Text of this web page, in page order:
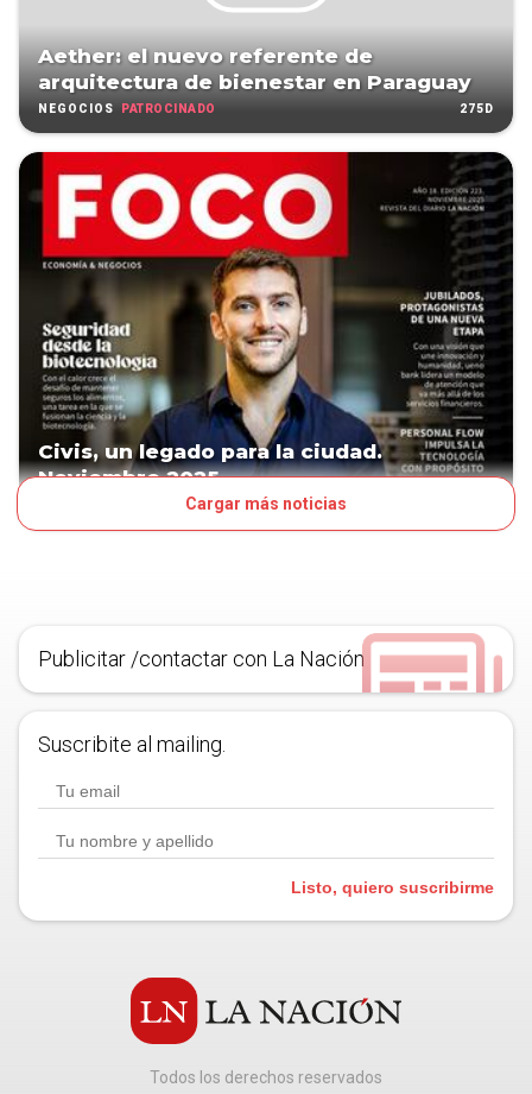
Aether: el nuevo referente de
arquitectura de bienestar en Paraguay
NEGOCIOS PATROCINADO 275D
Civis, un legado para la ciudad.
Noviembre 2025
Cargar más noticias
Publicitar /contactar con La Nación
Suscribite al mailing.
Listo, quiero suscribirme
Todos los derechos reservados